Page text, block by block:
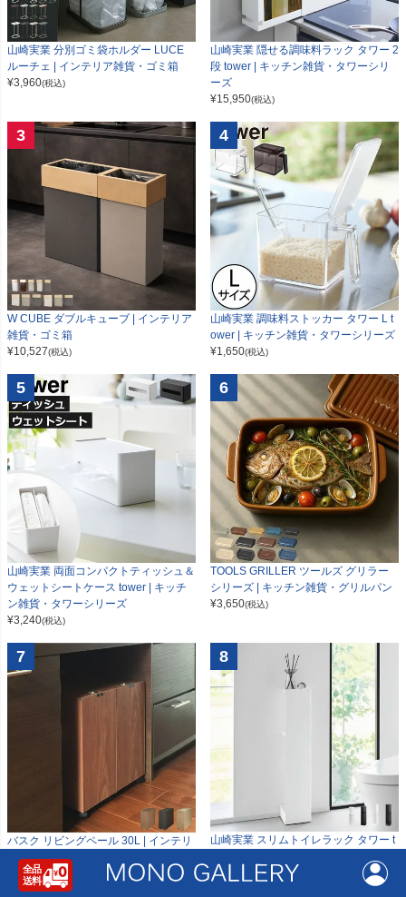
山崎実業 分別ゴミ袋ホルダー LUCE
ルーチェ | インテリア雑貨・ゴミ箱
¥3,960(税込)
山崎実業 隠せる調味料ラック タワー 2
段 tower | キッチン雑貨・タワーシリ
ーズ
¥15,950(税込)
3
W CUBE ダブルキューブ | インテリア
雑貨・ゴミ箱
¥10,527(税込)
4
山崎実業 調味料ストッカー タワー L t
ower | キッチン雑貨・タワーシリーズ
¥1,650(税込)
5
山崎実業 両面コンパクトティッシュ＆
ウェットシートケース tower | キッチ
ン雑貨・タワーシリーズ
¥3,240(税込)
6
TOOLS GRILLER ツールズ グリラー
シリーズ | キッチン雑貨・グリルパン
¥3,650(税込)
7
バスク リビングペール 30L | インテリ
ア雑貨・ゴミ箱
14,500(税込)
8
山崎実業 スリムトイレラック タワー t
¥6,200 (税込)